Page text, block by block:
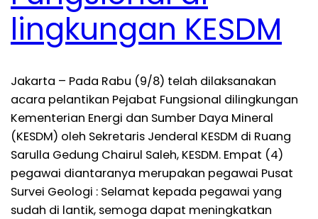
lingkungan KESDM
Jakarta – Pada Rabu (9/8) telah dilaksanakan
acara pelantikan Pejabat Fungsional dilingkungan
Kementerian Energi dan Sumber Daya Mineral
(KESDM) oleh Sekretaris Jenderal KESDM di Ruang
Sarulla Gedung Chairul Saleh, KESDM. Empat (4)
pegawai diantaranya merupakan pegawai Pusat
Survei Geologi : Selamat kepada pegawai yang
sudah di lantik, semoga dapat meningkatkan